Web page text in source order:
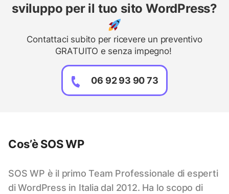
sviluppo per il tuo sito WordPress?
Contattaci subito per ricevere un preventivo
GRATUITO e senza impegno!
06 92 93 90 73
Cos’è SOS WP
SOS WP è il primo Team Professionale di esperti
di WordPress in Italia dal 2012. Ha lo scopo di